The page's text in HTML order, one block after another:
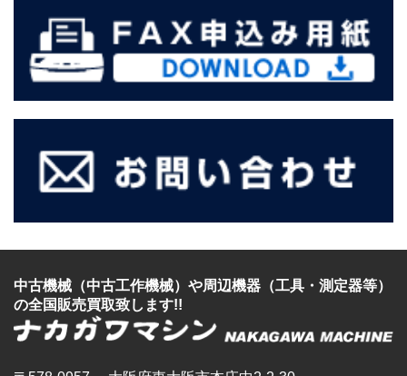
中古機械（中古工作機械） や周辺機器（工具・測定器等）
の全国販売買取致します!!